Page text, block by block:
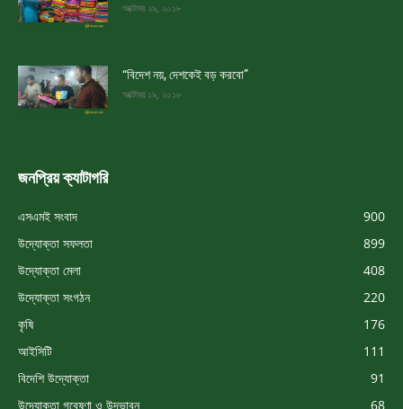
অক্টোবর ২৯, ২০১৮
“বিদেশ নয়, দেশকেই বড় করবো”
অক্টোবর ১৯, ২০১৮
জনপ্রিয় ক্যাটাগরি
এসএমই সংবাদ
900
উদ্যোক্তা সফলতা
899
উদ্যোক্তা মেলা
408
উদ্যোক্তা সংগঠন
220
কৃষি
176
আইসিটি
111
বিদেশি উদ্যোক্তা
91
উদ্যোক্তা গবেষণা ও উদ্ভাবন
68